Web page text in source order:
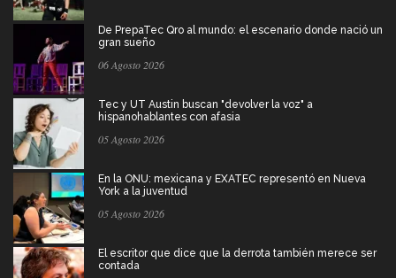
De PrepaTec Qro al mundo: el escenario donde nació un
gran sueño
06 Agosto 2026
Tec y UT Austin buscan "devolver la voz" a
hispanohablantes con afasia
05 Agosto 2026
En la ONU: mexicana y EXATEC representó en Nueva
York a la juventud
05 Agosto 2026
El escritor que dice que la derrota también merece ser
contada